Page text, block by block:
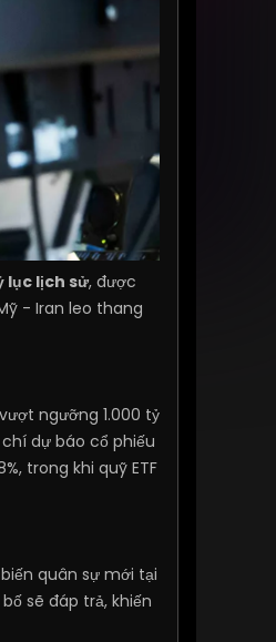
lục lịch sử, được
- Iran leo thang
ngưỡng 1.000 tỷ
dự báo cổ phiếu
trong khi quỹ ETF
quân sự mới tại
sẽ đáp trả, khiến